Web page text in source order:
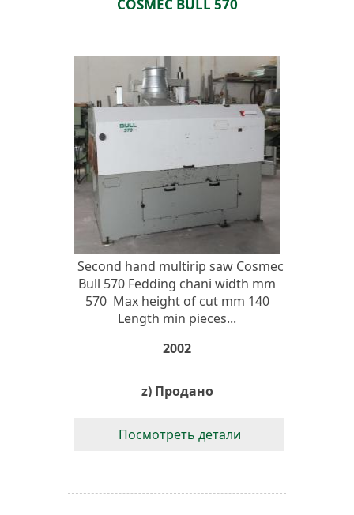
COSMEC BULL 570
Second hand multirip saw Cosmec
Bull 570 Fedding chani width mm
570 Max height of cut mm 140
Length min pieces...
2002
z) Продано
Посмотреть детали